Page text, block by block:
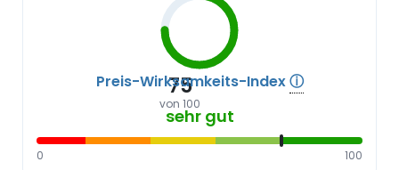
75
von 100
Preis-Wirksamkeits-Indexⓘ
sehr gut
0 100